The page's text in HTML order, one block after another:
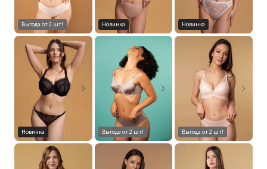
Выгода от 2 шт! Новинка Новинка
Новинка Выгода от 2 шт! Выгода от 2 шт!